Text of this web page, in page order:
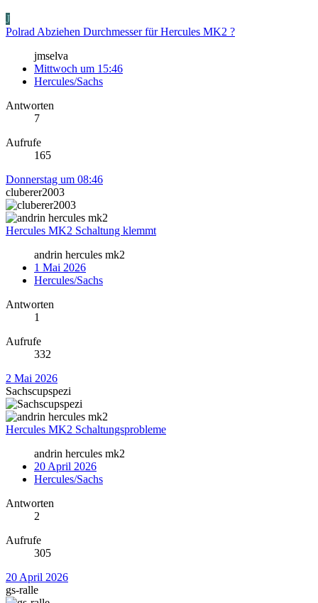
J
Polrad Abziehen Durchmesser für Hercules MK2 ?
jmselva
Mittwoch um 15:46
Hercules/Sachs
Antworten
7
Aufrufe
165
Donnerstag um 08:46
cluberer2003
Hercules MK2 Schaltung klemmt
andrin hercules mk2
1 Mai 2026
Hercules/Sachs
Antworten
1
Aufrufe
332
2 Mai 2026
Sachscupspezi
Hercules MK2 Schaltungsprobleme
andrin hercules mk2
20 April 2026
Hercules/Sachs
Antworten
2
Aufrufe
305
20 April 2026
gs-ralle